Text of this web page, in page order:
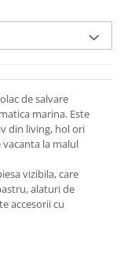
de salvare
marina. Este
din living, hol ori
vacanta la malul
vizibila, care
alaturi de
accesorii cu